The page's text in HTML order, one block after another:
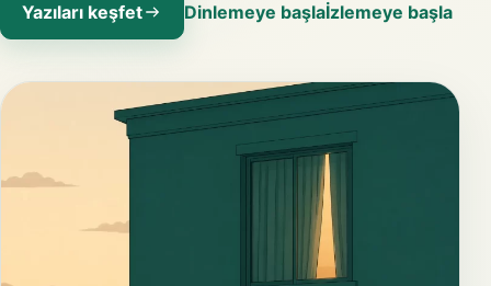
Yazıları keşfet Dinlemeye başlaİzlemeye başla